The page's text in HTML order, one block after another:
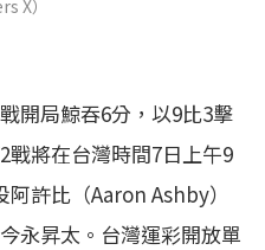
X）
開局鯨吞6分，以9比3擊
戰將在台灣時間7日上午9
許比（Aaron Ashby）
永昇太。台灣運彩開放單